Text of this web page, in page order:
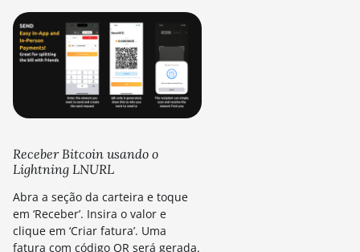
Receber Bitcoin usando o
Lightning LNURL
Abra a seção da carteira e toque
em ‘Receber’. Insira o valor e
clique em ‘Criar fatura’. Uma
fatura com código QR será gerada.